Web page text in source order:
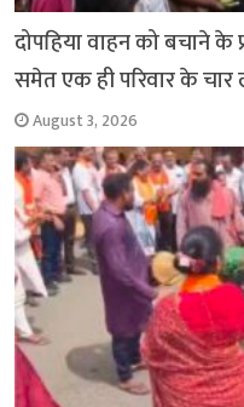
दोपहिया वाहन को बचाने के
समेत एक ही परिवार के चार
August 3, 2026